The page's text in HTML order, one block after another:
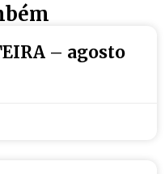
– agosto